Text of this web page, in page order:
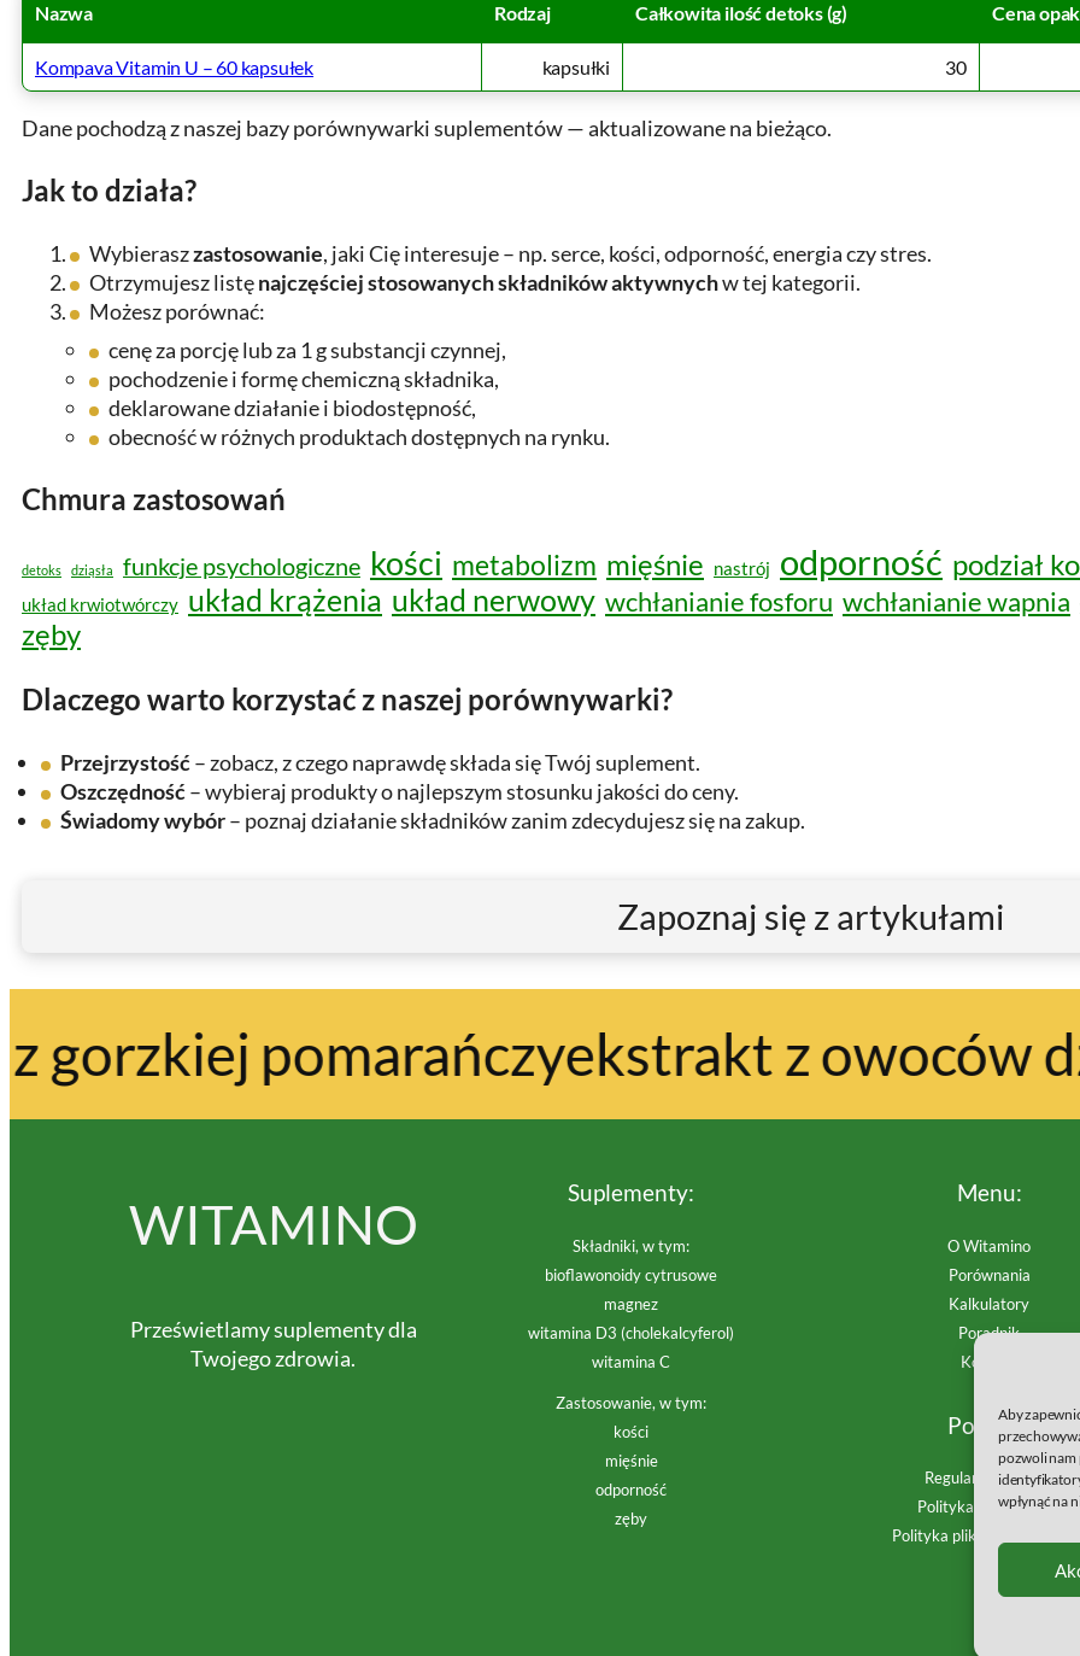
Aby
pozwoli nam
wpłynąć na
Nazwa Rodzaj Całkowita ilość detoks (g) Cena
Kompava Vitamin U – 60 kapsułek kapsułki 30
Dane pochodzą z naszej bazy porównywarki suplementów — aktualizowane na bieżąco.
Jak to działa?
Wybieraszzastosowanie, jaki Cię interesuje – np. serce, kości, odporność, energia czy stres.
Otrzymujesz listęnajczęściej stosowanych składników aktywnychw tej kategorii.
Możesz porównać:
cenę za porcję lub za 1 g substancji czynnej,
pochodzenie i formę chemiczną składnika,
deklarowane działanie i biodostępność,
obecność w różnych produktach dostępnych na rynku.
Chmura zastosowań
detoks dziąsła funkcje psychologiczne kości metabolizm mięśnie nastrój odporność podział
układ krwiotwórczy układ krążenia układ nerwowy wchłanianie fosforu wchłanianie wapnia
zęby
Dlaczego warto korzystać z naszej porównywarki?
Przejrzystość– zobacz, z czego naprawdę składa się Twój suplement.
Oszczędność– wybieraj produkty o najlepszym stosunku jakości do ceny.
Świadomy wybór– poznaj działanie składników zanim zdecydujesz się na zakup.
Zapoznaj się z artykułami
pomarańczyekstrakt z owoców dzikiej
WITAMINO
Prześwietlamy suplementy dla
Twojego zdrowia.
Suplementy:
Składniki, w tym:
bioflawonoidy cytrusowe
magnez
witamina D3 (cholekalcyferol)
witamina C
Zastosowanie, w tym:
kości
mięśnie
odporność
zęby
Menu:
O Witamino
Porównania
Kalkulatory
Poradnik
Kontakt
Polityki:
Regulamin Serwisu
Polityka prywatności
Polityka plików cookies (EU)